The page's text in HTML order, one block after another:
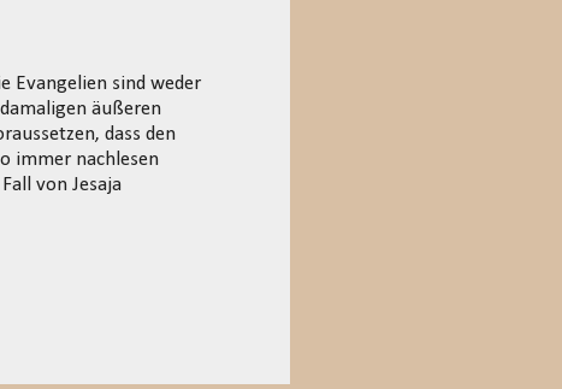
Evangelien sind weder
äußeren
dass den
immer nachlesen
von Jesaja